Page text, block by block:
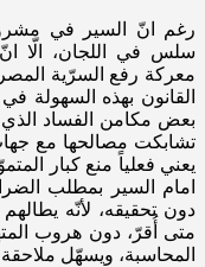
رغم انّ السير في
سلس في اللجان، الّا
معركة رفع السرّية
القانون بهذه السهولة
بعض مكامن الفساد
تشابكت مصالحها مع
يعني فعلياً منع كبار
امام السير بمطلب
دون تحقيقه، لأنّه
متى أُقرّ، دون هروب
المحاسبة، ويسهّل